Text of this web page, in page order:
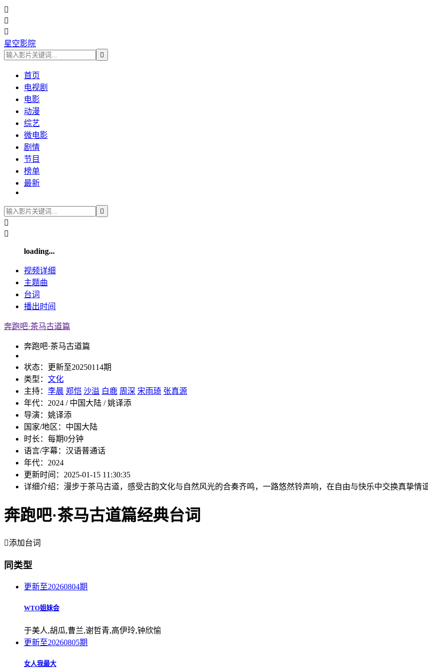



星空影院

首页
电视剧
电影
动漫
综艺
微电影
剧情
节目
榜单
最新



loading...
视频详细
主题曲
台词
播出时间
奔跑吧·茶马古道篇
奔跑吧·茶马古道篇
状态：
更新至20250114期
类型： 文化
主持： 李晨 郑恺 沙溢 白鹿 周深 宋雨琦 张真源
年代： 2024 / 中国大陆 / 姚译添
导演： 姚译添
国家/地区： 中国大陆
时长： 每期0分钟
语言/字幕： 汉语普通话
年代： 2024
更新时间： 2025-01-15 11:30:35
详细介绍： 漫步于茶马古道，感受古韵文化与自然风光的合奏齐鸣，一路悠然铃声响，在自由与快乐中交换真挚
奔跑吧·茶马古道篇经典台词
添加台词
同类型
更新至20260804期
WTO姐妹会
于美人,胡瓜,曹兰,谢哲青,高伊玲,钟欣愉
更新至20260805期
女人我最大